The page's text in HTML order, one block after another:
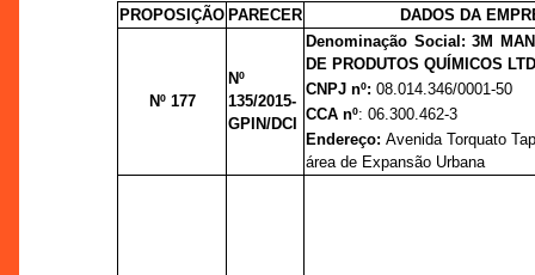
PROPOSIÇÃO PARECER DADOS DA
Nº 177
Nº
135/2015-
GPIN/DCI
Denominação Social: 3M
DE PRODUTOS QUÍMICOS
CNPJ nº:08.014.346/0001-50
CCA nº: 06.300.462-3
Endereço:Avenida Torquato
área de Expansão Urbana